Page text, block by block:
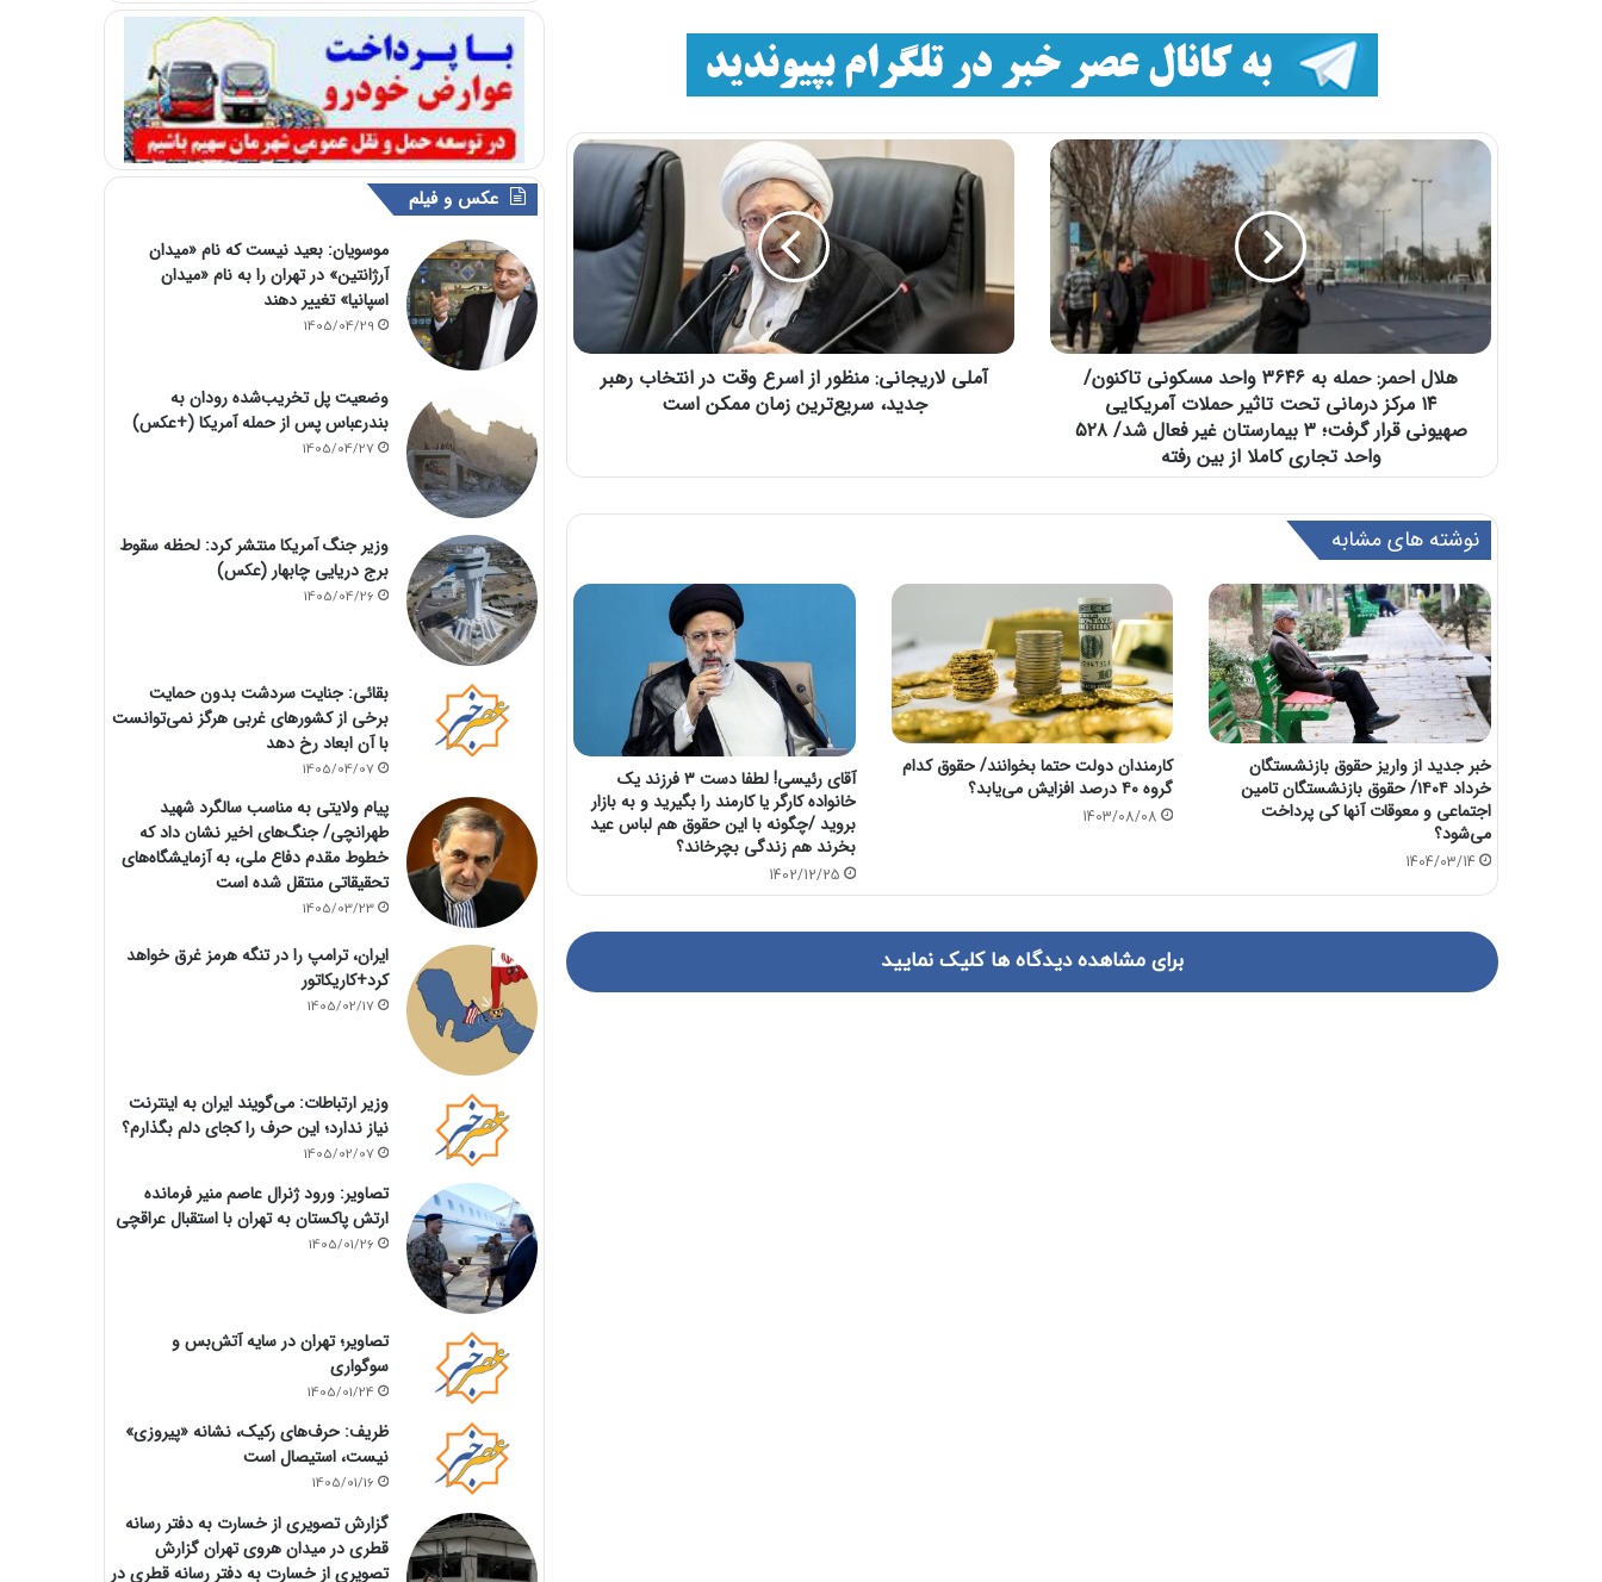
هلال احمر: حمله به ۳۶۴۶ واحد مسکونی تاکنون/
۱۴ مرکز درمانی تحت تاثیر حملات آمریکایی
صهیونی قرار گرفت؛ ۳ بیمارستان غیر فعال شد/ ۵۲۸
واحد تجاری کاملا از بین رفته
آملی لاریجانی: منظور از اسرع وقت در انتخاب رهبر
جدید، سریع‌ترین زمان ممکن است
نوشته های مشابه
خبر جدید از واریز حقوق بازنشستگان
خرداد ۱۴۰۴/ حقوق بازنشستگان تامین
اجتماعی و معوقات آنها کی پرداخت
می‌شود؟
1404/03/14
کارمندان دولت حتما بخوانند/ حقوق کدام
گروه ۴۰ درصد افزایش می‌یابد؟
1403/08/08
آقای رئیسی! لطفا دست ۳ فرزند یک
خانواده کارگر یا کارمند را بگیرید و به بازار
بروید /چگونه با این حقوق هم لباس عید
بخرند هم زندگی بچرخاند؟
1402/12/25
برای مشاهده دیدگاه ها کلیک نمایید
عکس و فیلم
موسویان: بعید نیست که نام «میدان
آرژانتین» در تهران را به نام «میدان
اسپانیا» تغییر دهند
1405/04/29
وضعیت پل تخریب‌شده رودان به
بندرعباس پس از حمله آمریکا (+عکس)
1405/04/27
وزیر جنگ آمریکا منتشر کرد: لحظه سقوط
برج دریایی چابهار (عکس)
1405/04/26
بقائی: جنایت سردشت بدون حمایت
برخی از کشورهای غربی هرگز نمی‌توانست
با آن ابعاد رخ دهد
1405/04/07
پیام ولایتی به مناسب سالگرد شهید
طهرانچی/ جنگ‌های اخیر نشان داد که
خطوط مقدم دفاع ملی، به آزمایشگاه‌های
تحقیقاتی منتقل شده است
1405/03/23
ایران، ترامپ را در تنگه هرمز غرق خواهد
کرد+کاریکاتور
1405/02/17
وزیر ارتباطات: می‌گویند ایران به اینترنت
نیاز ندارد؛ این حرف را کجای دلم بگذارم؟
1405/02/07
تصاویر: ورود ژنرال عاصم منیر فرمانده
ارتش پاکستان به تهران با استقبال عراقچی
1405/01/26
تصاویر؛ تهران در سایه آتش‌بس و
سوگواری
1405/01/24
ظریف: حرف‌های رکیک، نشانه «پیروزی»
نیست، استیصال است
1405/01/16
گزارش تصویری از خسارت به دفتر رسانه
قطری در میدان هروی تهران گزارش
تصویری از خسارت به دفتر رسانه قطری در